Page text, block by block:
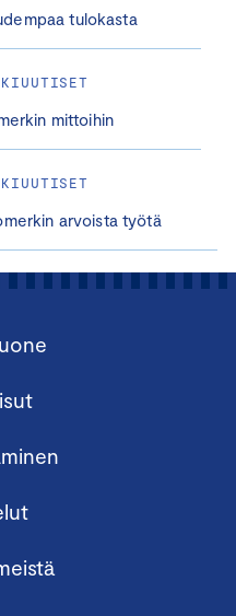
tulokasta
mittoihin
arvoista työtä